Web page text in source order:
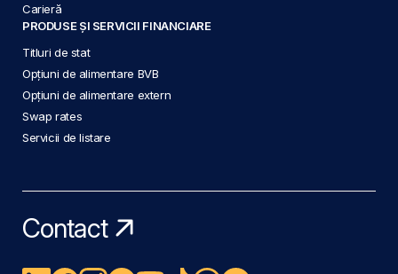
Carieră
PRODUSE ȘI SERVICII FINANCIARE
Titluri de stat
Opțiuni de alimentare BVB
Opțiuni de alimentare extern
Swap rates
Servicii de listare
Contact